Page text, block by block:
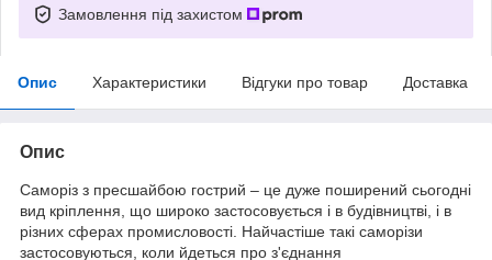
Замовлення під захистом
Опис Характеристики Відгуки про товар Доставка
Опис
Саморіз з пресшайбою гострий – це дуже поширений сьогодні
вид кріплення, що широко застосовується і в будівництві, і в
різних сферах промисловості. Найчастіше такі саморізи
застосовуються, коли йдеться про з'єднання